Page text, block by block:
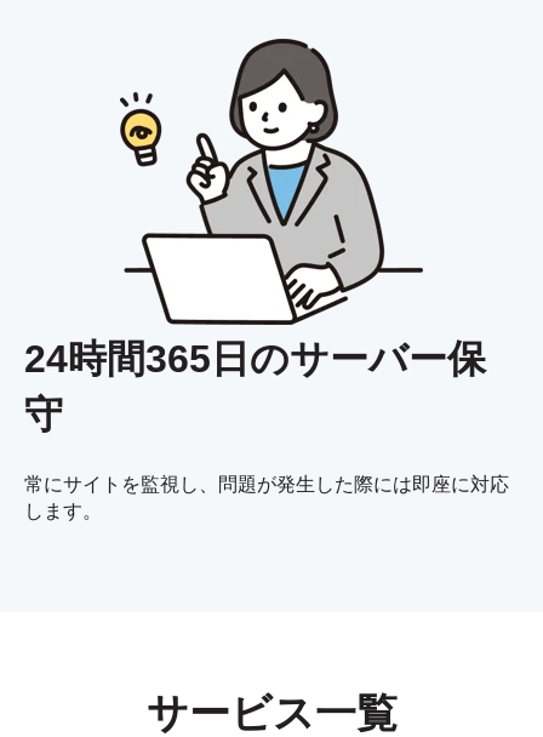
24時間365日のサーバー保
守
常にサイトを監視し、問題が発生した際には即座に対応
します。
サービス一覧